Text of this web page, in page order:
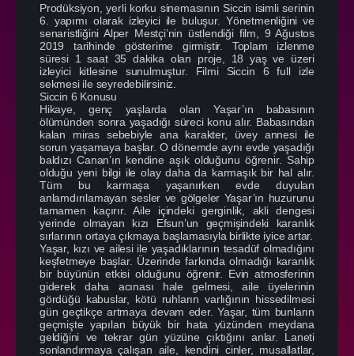
Prodüksiyon, yerli korku sinemasının Siccin isimli serinin
6. yapımı olarak izleyici ile buluşur. Yönetmenliğini ve
senaristliğini Alper Mestçi’nin üstlendiği film, 9 Ağustos
2019 tarihinde gösterime girmiştir. Toplam izlenme
süresi 1 saat 35 dakika olan proje, 18 yaş ve üzeri
izleyici kitlesine sunulmuştur. Filmi Siccin 6 full izle
sekmesi ile seyredebilirsiniz.
Siccin 6 Konusu
Hikaye, genç yaşlarda olan Yaşar’ın babasının
ölümünden sonra yaşadığı süreci konu alır. Babasından
kalan miras sebebiyle ana karakter, üvey annesi ile
sorun yaşamaya başlar. O dönemde aynı evde yaşadığı
baldızı Canan’ın kendine aşık olduğunu öğrenir. Sahip
olduğu yeni bilgi ile olay daha da karmaşık bir hal alır.
Tüm bu karmaşa yaşanırken evde duyulan
anlamdırılamayan sesler ve gölgeler Yaşar’ın huzurunu
tamamen kaçırır. Aile içindeki gerginlik, akli dengesi
yerinde olmayan kızı Efsun’un geçmişindeki karanlık
sırlarının ortaya çıkmaya başlamasıyla birlikte iyice artar.
Yaşar, kızı ve ailesi ile yaşadıklarının tesadüf olmadığını
keşfetmeye başlar. Üzerinde farkında olmadığı karanlık
bir büyünün etkisi olduğunu öğrenir. Evin atmosferinin
giderek daha acınası hale gelmesi, aile üyelerinin
gördüğü kabuslar, kötü ruhların varlığının hissedilmesi
gün geçtikçe artmaya devam eder. Yaşar, tüm bunların
geçmişte yapılan büyük bir hata yüzünden meydana
geldiğini ve tekrar gün yüzüne çıktığını anlar. Laneti
sonlandırmaya çalışan aile, kendini cinler, musallatlar,